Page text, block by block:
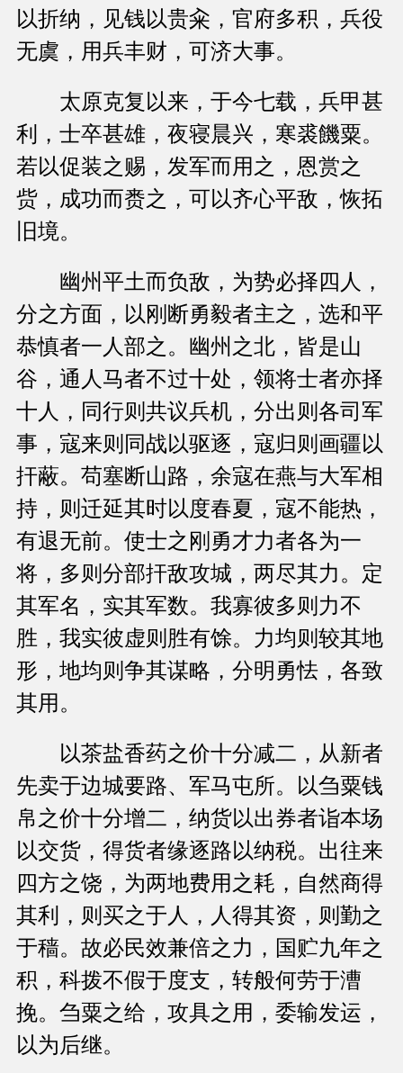
以折纳，见钱以贵籴，官府多积，兵役
无虞，用兵丰财，可济大事。
太原克复以来，于今七载，兵甲甚
利，士卒甚雄，夜寝晨兴，寒裘饑粟。
若以促装之赐，发军而用之，恩赏之
赀，成功而赉之，可以齐心平敌，恢拓
旧境。
幽州平土而负敌，为势必择四人，
分之方面，以刚断勇毅者主之，选和平
恭慎者一人部之。幽州之北，皆是山
谷，通人马者不过十处，领将士者亦择
十人，同行则共议兵机，分出则各司军
事，寇来则同战以驱逐，寇归则画疆以
扞蔽。苟塞断山路，余寇在燕与大军相
持，则迁延其时以度春夏，寇不能热，
有退无前。使士之刚勇才力者各为一
将，多则分部扞敌攻城，两尽其力。定
其军名，实其军数。我寡彼多则力不
胜，我实彼虚则胜有馀。力均则较其地
形，地均则争其谋略，分明勇怯，各致
其用。
以茶盐香药之价十分减二，从新者
先卖于边城要路、军马屯所。以刍粟钱
帛之价十分增二，纳货以出券者诣本场
以交货，得货者缘逐路以纳税。出往来
四方之饶，为两地费用之耗，自然商得
其利，则买之于人，人得其资，则勤之
于穑。故必民效兼倍之力，国贮九年之
积，科拨不假于度支，转般何劳于漕
挽。刍粟之给，攻具之用，委输发运，
以为后继。